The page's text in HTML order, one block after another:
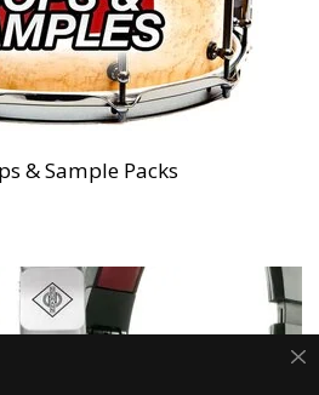
& Sample Packs